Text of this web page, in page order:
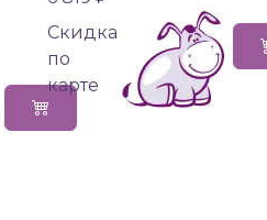
Cкидка
по
карте